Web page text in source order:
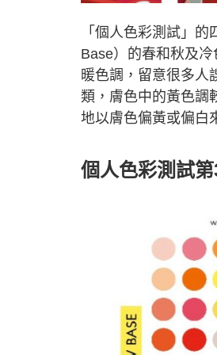
「個人色彩測試」
Base）的春和秋及
暖色調，留意很多人
類，膚色中的黃色調
地以膚色偏黃或偏白
個人色彩測試